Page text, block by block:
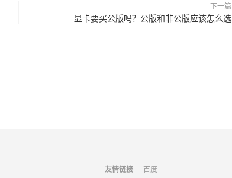
下一篇
显卡要买公版吗？公版和非公版应该怎么选
友情链接 百度